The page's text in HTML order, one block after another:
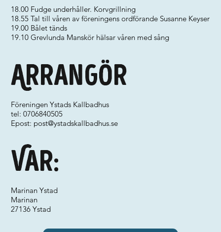
Var:
Arrangör
Föreningen Ystads Kallbadhus
tel: 0706840505
Epost: post@ystadskallbadhus.se
Marinan Ystad
Marinan
27136 Ystad
18.00 Fudge underhåller. Korvgrillning
18.55 Tal till våren av föreningens ordförande Susanne Keyser
19.00 Bålet tänds
19.10 Grevlunda Manskör hälsar våren med sång